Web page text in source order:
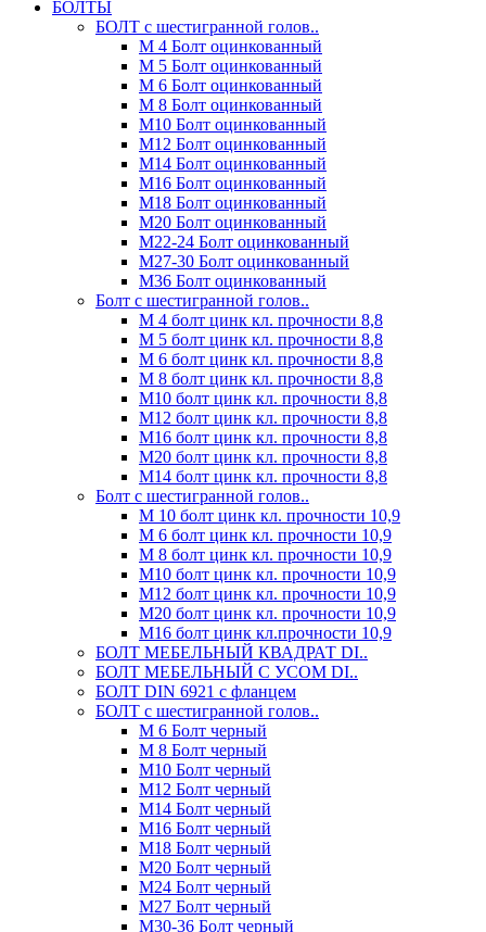
БОЛТЫ
БОЛТ с шестигранной голов..
М 4 Болт оцинкованный
М 5 Болт оцинкованный
М 6 Болт оцинкованный
М 8 Болт оцинкованный
М10 Болт оцинкованный
М12 Болт оцинкованный
М14 Болт оцинкованный
М16 Болт оцинкованный
М18 Болт оцинкованный
М20 Болт оцинкованный
М22-24 Болт оцинкованный
М27-30 Болт оцинкованный
М36 Болт оцинкованный
Болт с шестигранной голов..
М 4 болт цинк кл. прочности 8,8
М 5 болт цинк кл. прочности 8,8
М 6 болт цинк кл. прочности 8,8
М 8 болт цинк кл. прочности 8,8
М10 болт цинк кл. прочности 8,8
М12 болт цинк кл. прочности 8,8
М16 болт цинк кл. прочности 8,8
М20 болт цинк кл. прочности 8,8
М14 болт цинк кл. прочности 8,8
Болт с шестигранной голов..
М 10 болт цинк кл. прочности 10,9
М 6 болт цинк кл. прочности 10,9
М 8 болт цинк кл. прочности 10,9
М10 болт цинк кл. прочности 10,9
М12 болт цинк кл. прочности 10,9
М20 болт цинк кл. прочности 10,9
М16 болт цинк кл.прочности 10,9
БОЛТ МЕБЕЛЬНЫЙ КВАДРАТ DI..
БОЛТ МЕБЕЛЬНЫЙ С УСОМ DI..
БОЛТ DIN 6921 c фланцем
БОЛТ с шестигранной голов..
М 6 Болт черный
М 8 Болт черный
М10 Болт черный
М12 Болт черный
М14 Болт черный
М16 Болт черный
М18 Болт черный
М20 Болт черный
М24 Болт черный
М27 Болт черный
М30-36 Болт черный